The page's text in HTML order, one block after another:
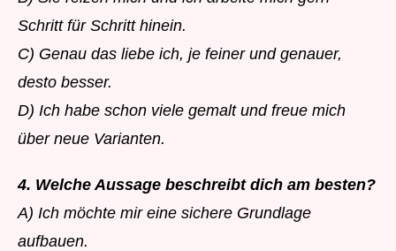
Schritt für Schritt hinein.
C) Genau das liebe ich, je feiner und genauer,
desto besser.
D) Ich habe schon viele gemalt und freue mich
über neue Varianten.
4. Welche Aussage beschreibt dich am besten?
A) Ich möchte mir eine sichere Grundlage
aufbauen.